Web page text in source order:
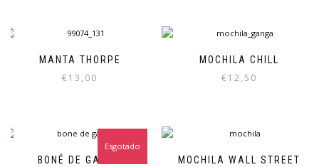
MANTA THORPE
€13,00
MOCHILA CHILL
€12,50
BONÉ DE GANGA
Esgotado
MOCHILA WALL STREET